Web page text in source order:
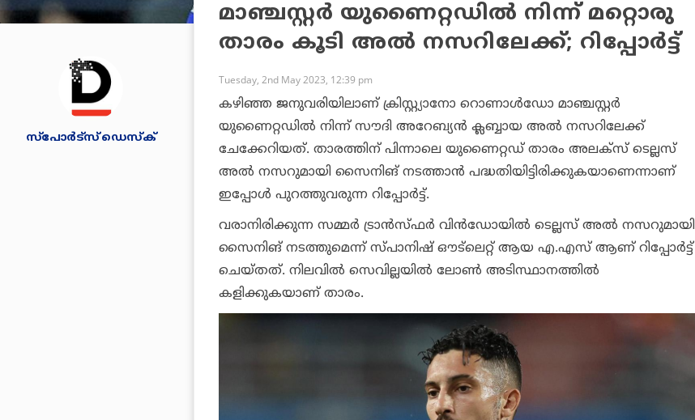
സ്പോര്‍ട്സ് ഡെസ്‌ക്
മാഞ്ചസ്റ്റര്‍ യുണൈറ്റഡില്‍ നിന്ന് മറ്റൊരു
താരം കൂടി അല്‍ നസറിലേക്ക്; റിപ്പോര്‍ട്ട്
Tuesday, 2nd May 2023, 12:39 pm
കഴിഞ്ഞ ജനുവരിയിലാണ് ക്രിസ്റ്റ്യാനോ റൊണാള്‍ഡോ മാഞ്ചസ്റ്റര്‍
യുണൈറ്റഡില്‍ നിന്ന് സൗദി അറേബ്യന്‍ ക്ലബ്ബായ അല്‍ നസറിലേക്ക്
ചേക്കേറിയത്. താരത്തിന് പിന്നാലെ യുണൈറ്റഡ് താരം അലക്‌സ് ടെല്ലസ്
അല്‍ നസറുമായി സൈനിങ് നടത്താന്‍ പദ്ധതിയിട്ടിരിക്കുകയാണെന്നാണ്
ഇപ്പോള്‍ പുറത്തുവരുന്ന റിപ്പോര്‍ട്ട്.
വരാനിരിക്കുന്ന സമ്മര്‍ ട്രാന്‍സ്ഫര്‍ വിന്‍ഡോയില്‍ ടെല്ലസ് അല്‍ നസറുമായി
സൈനിങ് നടത്തുമെന്ന് സ്പാനിഷ് ഔട്‌ലെറ്റ് ആയ എ.എസ് ആണ് റിപ്പോര്‍ട്ട്
ചെയ്തത്. നിലവില്‍ സെവില്ലയില്‍ ലോണ്‍ അടിസ്ഥാനത്തില്‍
കളിക്കുകയാണ് താരം.